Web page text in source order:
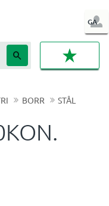
GA
IN
BORR STÅL